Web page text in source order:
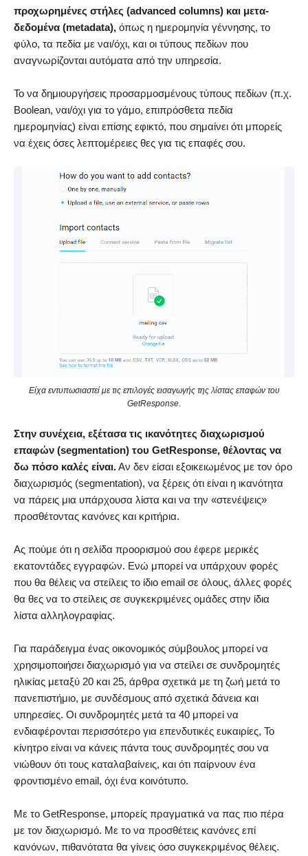
προχωρημένες στήλες (advanced columns) και μετα-
δεδομένα (metadata), όπως η ημερομηνία γέννησης, το
φύλο, τα πεδία με ναι/όχι, και οι τύπους πεδίων που
αναγνωρίζονται αυτόματα από την υπηρεσία.
Το να δημιουργήσεις προσαρμοσμένους τύπους πεδίων (π.χ.
Boolean, ναι/όχι για το γάμο, επιπρόσθετα πεδία
ημερομηνίας) είναι επίσης εφικτό, που σημαίνει ότι μπορείς
να έχεις όσες λεπτομέρειες θες για τις επαφές σου.
Είχα εντυπωσιαστεί με τις επιλογές εισαγωγής της λίστας επαφών του
GetResponse.
Στην συνέχεια, εξέτασα τις ικανότητες διαχωρισμού
επαφών (segmentation) του GetResponse, θέλοντας να
δω πόσο καλές είναι.Αν δεν είσαι εξοικειωμένος με τον όρο
διαχωρισμός (segmentation), να ξέρεις ότι είναι η ικανότητα
να πάρεις μια υπάρχουσα λίστα και να την «στενέψεις»
προσθέτοντας κανόνες και κριτήρια.
Ας πούμε ότι η σελίδα προορισμού σου έφερε μερικές
εκατοντάδες εγγραφών. Ενώ μπορεί να υπάρχουν φορές
που θα θέλεις να στείλεις το ίδιο email σε όλους, άλλες φορές
θα θες να το στείλεις σε συγκεκριμένες ομάδες στην ίδια
λίστα αλληλογραφίας.
Για παράδειγμα ένας οικονομικός σύμβουλος μπορεί να
χρησιμοποιήσει διαχωρισμό για να στείλει σε συνδρομητές
ηλικίας μεταξύ 20 και 25, άρθρα σχετικά με τη ζωή μετά το
πανεπιστήμιο, με συνδέσμους από σχετικά δάνεια και
υπηρεσίες. Οι συνδρομητές μετά τα 40 μπορεί να
ενδιαφέρονται περισσότερο για επενδυτικές ευκαιρίες, Το
κίνητρο είναι να κάνεις πάντα τους συνδρομητές σου να
νιώθουν ότι τους καταλαβαίνεις, και ότι παίρνουν ένα
φροντισμένο email, όχι ένα κοινότυπο.
Με το GetResponse, μπορείς πραγματικά να πας πιο πέρα
με τον διαχωρισμό. Με το να προσθέτεις κανόνες επί
κανόνων, πιθανότατα θα γίνεις όσο συγκεκριμένος θέλεις.